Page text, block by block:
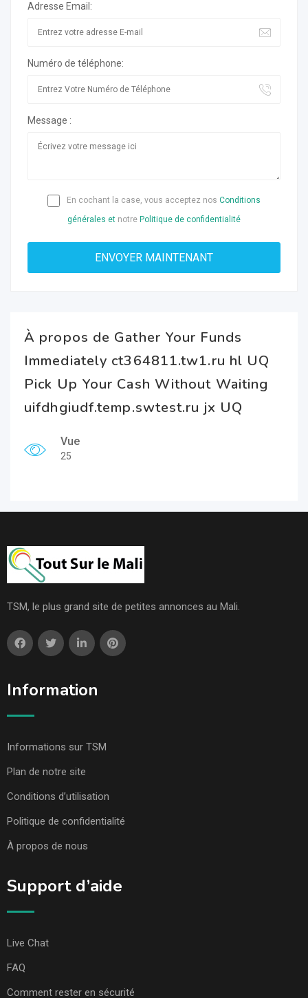
Adresse Email:
Numéro de téléphone:
Message :
En cochant la case, vous acceptez nos Conditions
générales et notre Politique de confidentialité
À propos de Gather Your Funds
Immediately ct364811.tw1.ru hl UQ
Pick Up Your Cash Without Waiting
uifdhgiudf.temp.swtest.ru jx UQ
Vue
25
TSM, le plus grand site de petites annonces au Mali.
Information
Informations sur TSM
Plan de notre site
Conditions d’utilisation
Politique de confidentialité
À propos de nous
Support d’aide
Live Chat
FAQ
Comment rester en sécurité